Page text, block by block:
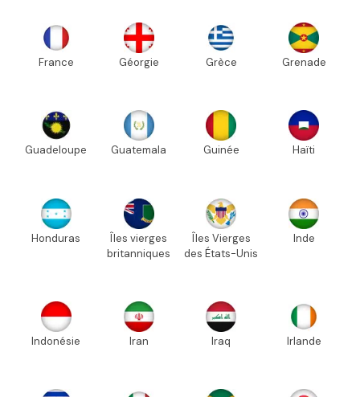
France Géorgie Grèce Grenade
Guadeloupe Guatemala Guinée Haïti
Honduras
Îles vierges
britanniques
Îles Vierges
des États-Unis
Inde
Indonésie Iran Iraq Irlande